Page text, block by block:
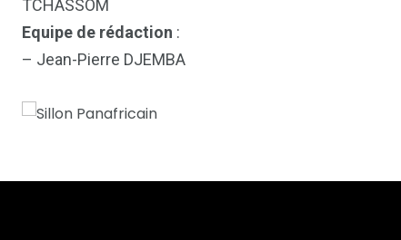
TCHASSOM
Equipe de rédaction :
– Jean-Pierre DJEMBA